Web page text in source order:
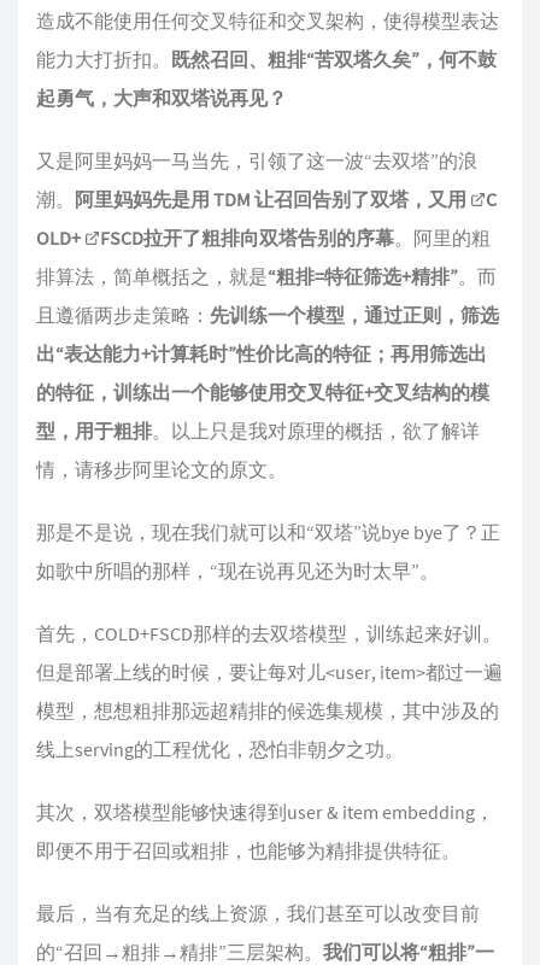
造成不能使用任何交叉特征和交叉架构，使得模型表达
能力大打折扣。 既然召回、粗排“苦双塔久矣”，何不鼓
起勇气，大声和双塔说再见？
又是阿里妈妈一马当先，引领了这一波“去双塔”的浪
潮。 阿里妈妈先是用 TDM 让召回告别了双塔，又用
C
OLD+ FSCD拉开了粗排向双塔告别的序幕。阿里的粗
排算法，简单概括之，就是“粗排=特征筛选+精排”。而
且遵循两步走策略： 先训练一个模型，通过正则，筛选
出“表达能力+计算耗时”性价比高的特征；再用筛选出
的特征，训练出一个能够使用交叉特征+交叉结构的模
型，用于粗排。以上只是我对原理的概括，欲了解详
情，请移步阿里论文的原文。
那是不是说，现在我们就可以和“双塔”说bye bye了？正
如歌中所唱的那样，“现在说再见还为时太早”。
首先，COLD+FSCD那样的去双塔模型，训练起来好训。
但是部署上线的时候，要让每对儿<user, item>都过一遍
模型，想想粗排那远超精排的候选集规模，其中涉及的
线上serving的工程优化，恐怕非朝夕之功。
其次，双塔模型能够快速得到user & item embedding，
即便不用于召回或粗排，也能够为精排提供特征。
最后，当有充足的线上资源，我们甚至可以改变目前
的“召回→粗排→精排”三层架构。 我们可以将“粗排”一